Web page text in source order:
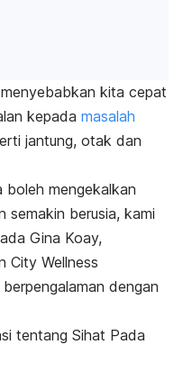
kita cepat
kepada masalah
jantung, otak dan
boleh mengekalkan
semakin berusia, kami
Gina Koay,
City Wellness
berpengalaman dengan
tentang Sihat Pada